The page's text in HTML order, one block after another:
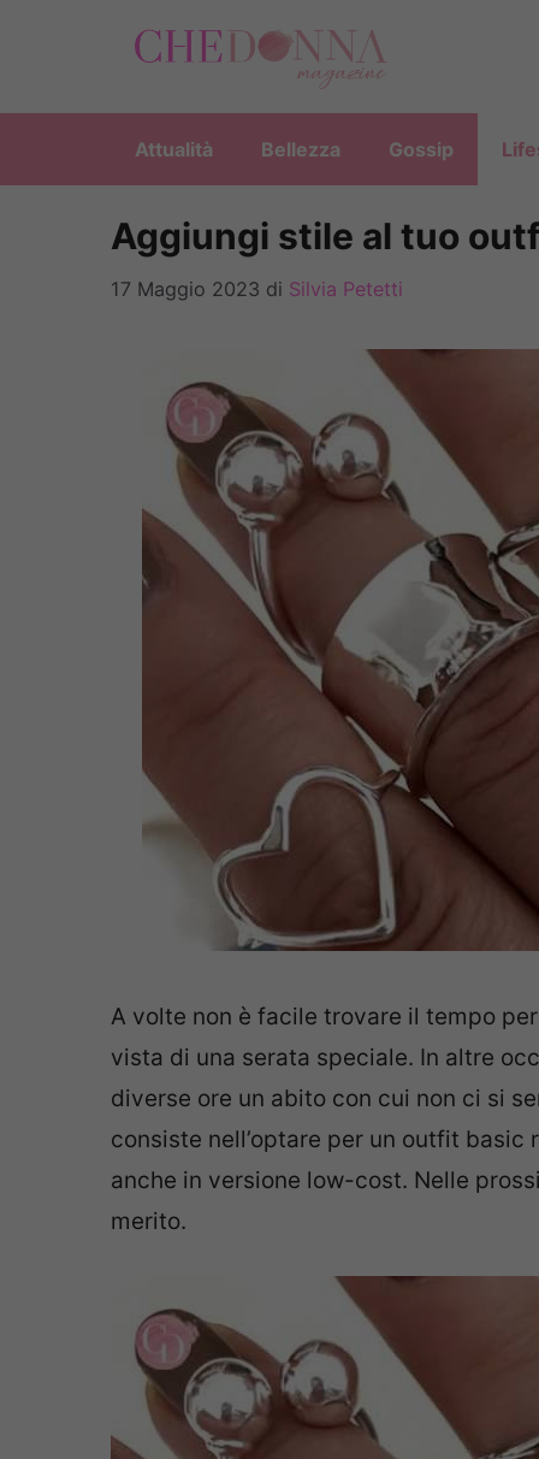
Attualità Bellezza Gossip
Aggiungi stile al tuo
17 Maggio 2023 di Silvia Petetti
A volte non è facile trovare il tempo
vista di una serata speciale. In altre
diverse ore un abito con cui non ci si
consiste nell’optare per un outfit
anche in versione low-cost. Nelle
merito.